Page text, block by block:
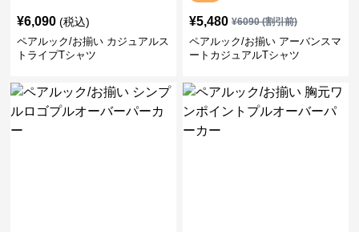
¥6,090 (税込)
ペアルック/お揃い カジュアルス
トライプTシャツ
¥5,480 ¥6090(割引前)
ペアルック/お揃い アーバンスマ
ートカジュアルTシャツ